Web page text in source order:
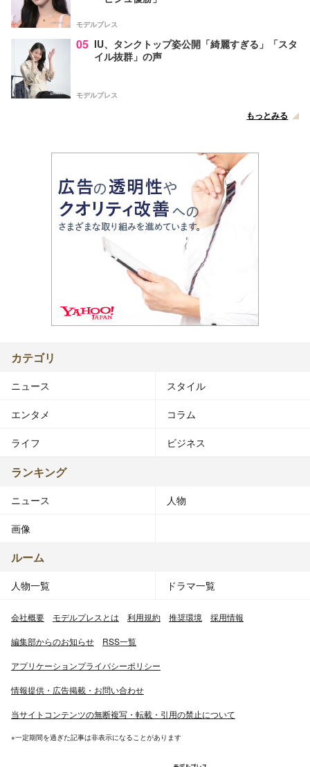
モデルプレス
05 IU、タンクトップ姿公開「綺麗すぎる」「スタ
イル抜群」の声
モデルプレス
もっとみる
カテゴリ
ニュース スタイル
エンタメ コラム
ライフ ビジネス
ランキング
ニュース 人物
画像
ルーム
人物一覧 ドラマ一覧
会社概要 モデルプレスとは 利用規約 推奨環境 採用情報
編集部からのお知らせ RSS一覧
アプリケーションプライバシーポリシー
情報提供・広告掲載・お問い合わせ
当サイトコンテンツの無断複写・転載・引用の禁止について
※一定期間を過ぎた記事は非表示になることがあります